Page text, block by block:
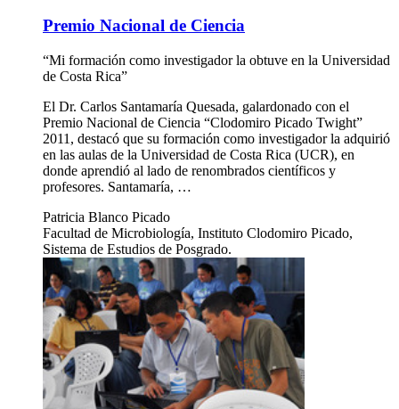
Premio Nacional de Ciencia
“Mi formación como investigador la obtuve en la Universidad
de Costa Rica”
El Dr. Carlos Santamaría Quesada, galardonado con el
Premio Nacional de Ciencia “Clodomiro Picado Twight”
2011, destacó que su formación como investigador la adquirió
en las aulas de la Universidad de Costa Rica (UCR), en
donde aprendió al lado de renombrados científicos y
profesores. Santamaría, …
Patricia Blanco Picado
Facultad de Microbiología, Instituto Clodomiro Picado,
Sistema de Estudios de Posgrado.